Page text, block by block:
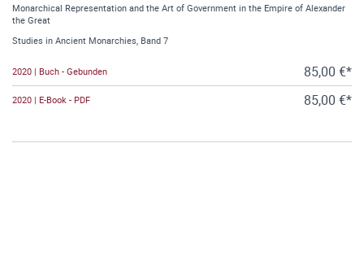
Monarchical Representation and the Art of Government in the Empire of Alexander
the Great
Studies in Ancient Monarchies, Band 7
2020 | Buch - Gebunden 85,00 €*
2020 | E-Book - PDF 85,00 €*